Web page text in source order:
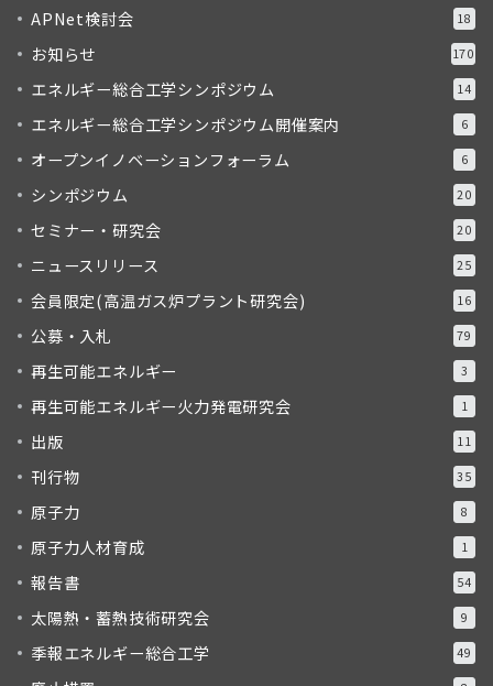
APNet検討会 18
お知らせ 170
エネルギー総合工学シンポジウム 14
エネルギー総合工学シンポジウム開催案内 6
オープンイノベーションフォーラム 6
シンポジウム 20
セミナー・研究会 20
ニュースリリース 25
会員限定(高温ガス炉プラント研究会) 16
公募・入札 79
再生可能エネルギー 3
再生可能エネルギー火力発電研究会 1
出版 11
刊行物 35
原子力 8
原子力人材育成 1
報告書 54
太陽熱・蓄熱技術研究会 9
季報エネルギー総合工学 49